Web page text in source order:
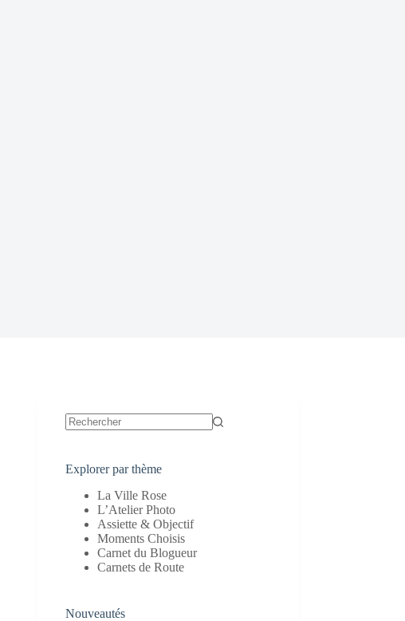
Explorer par thème
La Ville Rose
L’Atelier Photo
Assiette & Objectif
Moments Choisis
Carnet du Blogueur
Carnets de Route
Nouveautés